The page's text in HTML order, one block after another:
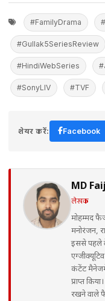
#FamilyDrama
#Gullak5SeriesReview
#HindiWebSeries
#SonyLIV #TVF
शेयर करें: Facebook
MD
लेखक
मोहम्मद
मनोरंजन,
इससे पहले वे
कंटेंट
प्राप्त
रखने वाले